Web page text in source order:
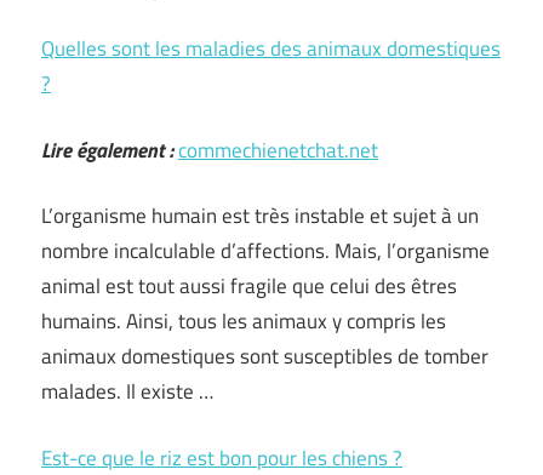
Quelles sont les maladies des animaux domestiques
?
Lire également :commechienetchat.net
L’organisme humain est très instable et sujet à un
nombre incalculable d’affections. Mais, l’organisme
animal est tout aussi fragile que celui des êtres
humains. Ainsi, tous les animaux y compris les
animaux domestiques sont susceptibles de tomber
malades. Il existe …
Est-ce que le riz est bon pour les chiens ?